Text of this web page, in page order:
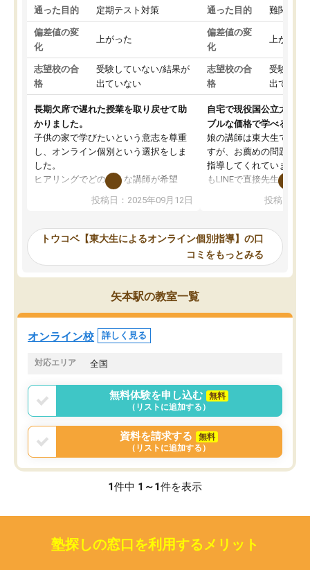
通った目的 定期テスト対策
偏差値の変
化
上がった
志望校の合
格
受験していない/結果が
出ていない
長期欠席で遅れた授業を取り戻せて助
かりました。
子供の家で学びたいという意志を尊重
し、オンライン個別という選択をしま
した。
ヒアリングでどのような講師が希望
か、オプションは付帯するかなど選ぶ
事が出来ました。
ーティングを行い、その講師で良いか
見てから講師を決定する事ができま
す。
うちの子は、初回面談の講師の方で決
オンラインツールを使用した単語帳の
共有があり宿題もそちらで出される形
でした。
言う事で講師変更の申し出があり、あ
まりに短期での変更だった為、塾に通
う事にして退会しました。遅れも取り
戻せ、授業内容や講師の方は良かった
と思います。
投稿日：2025年09月12日
通った目的 難関私立
偏差値の変
化
上がった
志望校の合
格
受験して
出ていな
自宅で現役国公立大学生
ブルな価格で学べる
娘の講師は東大生では無
すが、お薦めの問題集や
指導してくれています。
もLINEで直接先生に質問
めれるので、個人に合
いなのがあり(有料)、受
ことをどんなスケジュー
くか相談したのですが、
ち期待したものではなく
くなってきたようなので
投稿日：
トウコベ【東大生によるオンライン個別指導】の口
コミをもっとみる
矢本駅の教室一覧
オンライン校 詳しく見る
対応エリア 全国
無料体験を申し込む
無料
（リストに追加する）
資料を請求する
無料
（リストに追加する）
1件中 1～1件を表示
塾探しの窓口を利用するメリット